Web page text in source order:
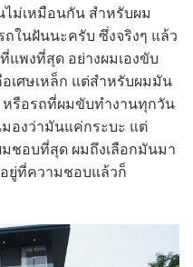
ม่เหมือนกัน สำหรับผม
ในฝันนะครับ ซึ่งจริงๆ แล้ว
แพงที่สุด อย่างผมเองขับ
เศษเหล็ก แต่สำหรับผมมัน
หรือรถที่ผมขับทำงานทุกวัน
องว่ามันแค่กระบะ แต่
ชอบที่สุด ผมถึงเลือกมันมา
ยู่ที่ความชอบแล้วก็